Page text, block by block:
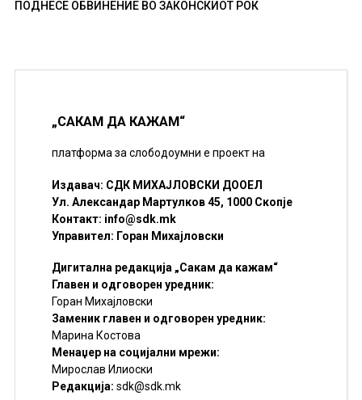
ПОДНЕСЕ ОБВИНЕНИЕ ВО ЗАКОНСКИОТ РОК
„САКАМ ДА КАЖАМ“
платформа за слободоумни е проект на
Издавач: СДК МИХАЈЛОВСКИ ДООЕЛ
Ул. Александар Мартулков 45, 1000 Скопје
Контакт: info@sdk.mk
Управител: Горан Михајловски
Дигитална редакција „Сакам да кажам“
Главен и одговорен уредник:
Горан Михајловски
Заменик главен и одговорен уредник:
Марина Костова
Менаџер на социјални мрежи:
Мирослав Илиоски
Редакцијa: sdk@sdk.mk